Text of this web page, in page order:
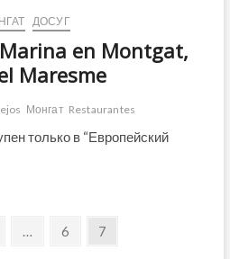
ДОСУГ
en Montgat,
Maresme
Монгат Restaurantes
только в “Европейский
… Page
6 Page
7